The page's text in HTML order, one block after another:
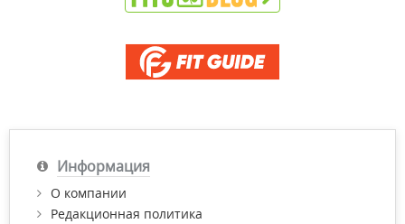
Информация
О компании
Редакционная политика